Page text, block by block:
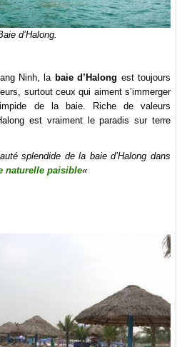
d’Halong.
Ninh, la baie d’Halong est toujours
surtout ceux qui aiment s’immerger
de la baie. Riche de valeurs
est vraiment le paradis sur terre
splendide de la baie d’Halong dans
naturelle paisible«